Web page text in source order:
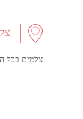
צלמים בכל